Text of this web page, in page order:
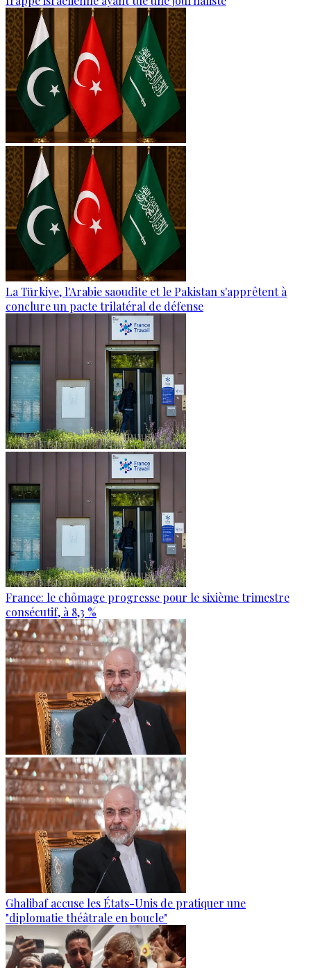
La Türkiye, l'Arabie saoudite et le Pakistan s'apprêtent à
conclure un pacte trilatéral de défense
France: le chômage progresse pour le sixième trimestre
consécutif, à 8,3 %
Ghalibaf accuse les États-Unis de pratiquer une
"diplomatie théâtrale en boucle"